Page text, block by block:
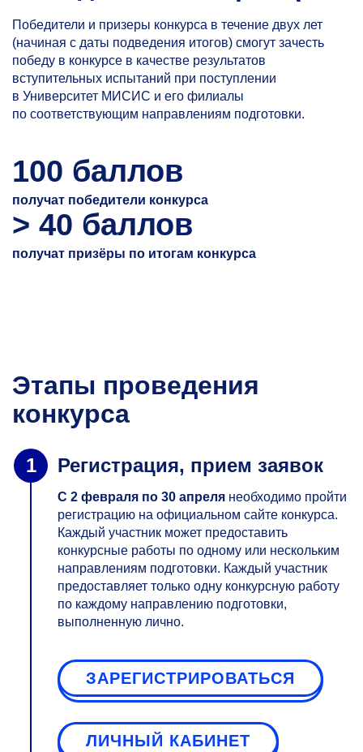
Победители и призеры конкурса в течение двух лет
(начиная с даты подведения итогов) смогут зачесть
победу в конкурсе в качестве результатов
вступительных испытаний при поступлении
в Университет МИСИС и его филиалы
по соответствующим направлениям подготовки.
100 баллов
получат победители конкурса
> 40 баллов
получат призёры по итогам конкурса
Этапы проведения
конкурса
Регистрация, прием заявок
С 2 февраля по 30 апреля необходимо пройти
регистрацию на официальном сайте конкурса.
Каждый участник может предоставить
конкурсные работы по одному или нескольким
направлениям подготовки. Каждый участник
предоставляет только одну конкурсную работу
по каждому направлению подготовки,
выполненную лично.
ЗАРЕГИСТРИРОВАТЬСЯ
ЛИЧНЫЙ КАБИНЕТ